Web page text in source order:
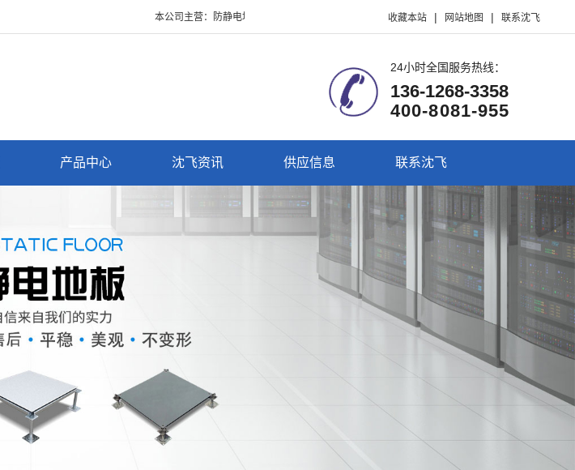
收藏本站 | 网站地图 | 联系沈飞
本公司主营：防静电地板、抗静电地板、机房静电地板、全钢防静电地板、硫酸钙静电地板、PVC防
24小时全国服务热线：
136-1268-3358
400-8081-955
产品中心 沈飞资讯 供应信息 联系沈飞